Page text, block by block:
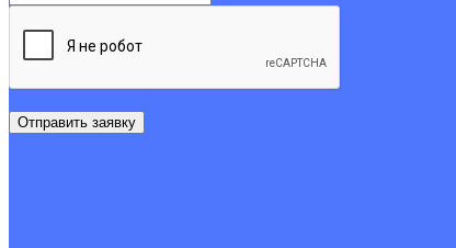
Отправить заявку